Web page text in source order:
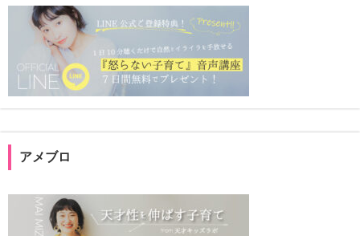
アメブロ